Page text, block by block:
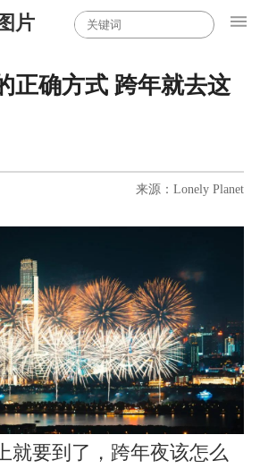
片
正确方式 跨年就去这
来源：Lonely Planet
就要到了，跨年夜该怎么